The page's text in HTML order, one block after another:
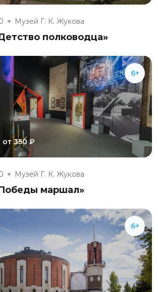
Музей Г. К. Жукова
полководца»
6+
от 350 ₽
Музей Г. К. Жукова
маршал»
6+